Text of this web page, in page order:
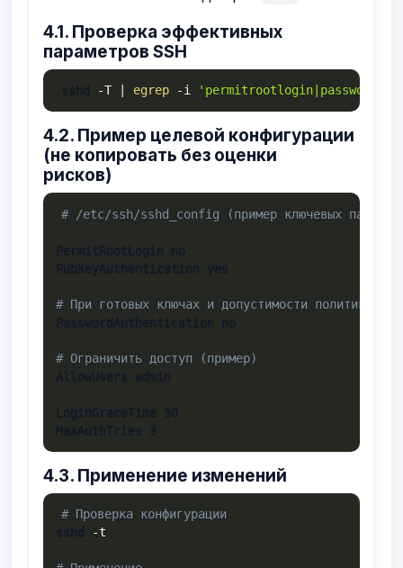
4.1. Проверка эффективных
параметров SSH
-T egrep -i
4.2. Пример целевой конфигурации
(не копировать без оценки
рисков)
# /etc/ssh/sshd_config (пример ключевых
# При готовых ключах и допустимости политикой:
# Ограничить доступ (пример)
4.3. Применение изменений
# Проверка конфигурации
-t